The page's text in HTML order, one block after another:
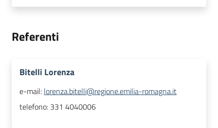
Referenti
Bitelli Lorenza
e-mail: lorenza.bitelli@regione.emilia-romagna.it
telefono: 331 4040006